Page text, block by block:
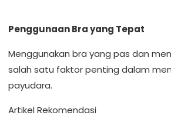
Penggunaan Bra yang Tepat
Menggunakan bra yang pas dan
salah satu faktor penting dalam
payudara.
Artikel Rekomendasi